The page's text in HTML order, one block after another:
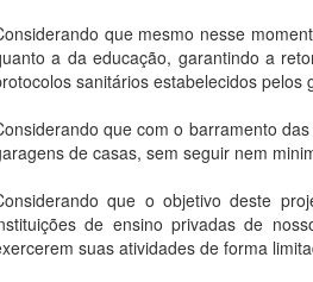
que mesmo nesse
a da educação, garantindo a
sanitários estabelecidos pelos
que com o barramento
de casas, sem seguir nem
que o objetivo deste
de ensino privadas de
suas atividades de forma